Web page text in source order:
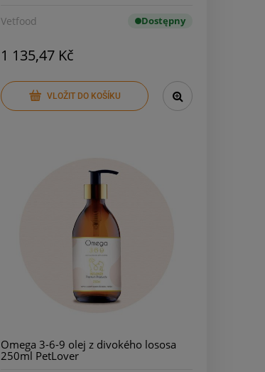
Vetfood Dostępny
1 135,47 Kč
VLOŽIT DO KOŠÍKU
Omega 3-6-9 olej z divokého lososa
250ml PetLover